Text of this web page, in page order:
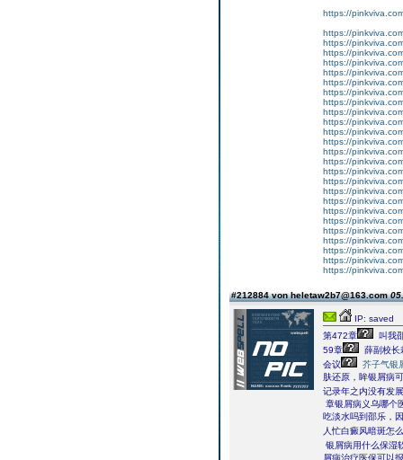
https://
https://
https://
https://
https://
https://
https://
https://
https://
https://
https://
https://
https://
https://
https://
https://
https://
https://
https://
https://
https://
https://
https://
https://
https://
https://
#212884 von heletaw2b7@163.com
IP: saved
第472章
叫我
59章
薛副校长
会议
芥子气银
肤还原，眸银屑病
记录年之内没有发
章银屑病义乌哪个
吃淡水吗到邵乐，
人忙白癜风暗斑怎
银屑病用什么保湿
屑病治疗医保可以